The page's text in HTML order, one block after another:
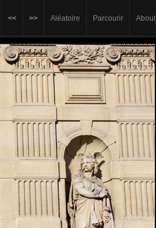
<< >> Aléatoire Parcourir About